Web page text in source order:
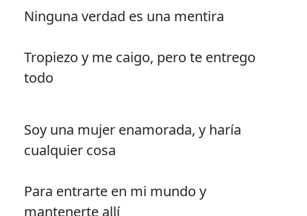
Ninguna verdad es una mentira
Tropiezo y me caigo, pero te entrego
todo
Soy una mujer enamorada, y haría
cualquier cosa
Para entrarte en mi mundo y
mantenerte allí